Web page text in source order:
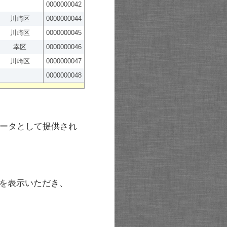
0000000042
川崎区
0000000044
川崎区
0000000045
幸区
0000000046
川崎区
0000000047
0000000048
タとして提供され
表示いただき、